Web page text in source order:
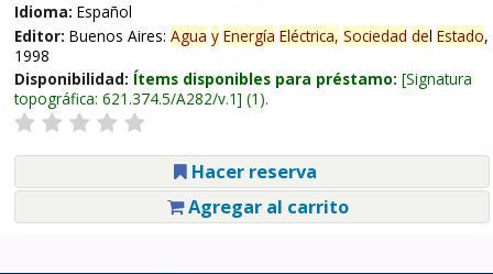
Idioma: Español
Editor: Buenos Aires: Agua y Energía Eléctrica, Sociedad del Estado,
1998
Disponibilidad: Ítems disponibles para préstamo: Signatura
topográfica: 621.374.5/A282/v.1 (1).
Hacer reserva
Agregar al carrito